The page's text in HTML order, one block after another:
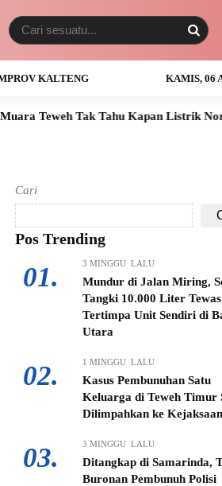
KALTENG KAMIS, 06
Tahu Kapan Listrik Normal
Cari
Pos Trending
01. 3 MINGGU LALU
Mundur di Jalan Miring,
Tangki 10.000 Liter Tewas
Tertimpa Unit Sendiri di
Utara
02. 1 MINGGU LALU
Kasus Pembunuhan Satu
Keluarga di Teweh Timur
Dilimpahkan ke Kejaksaan
03. 3 MINGGU LALU
Ditangkap di Samarinda,
Buronan Pembunuh Polisi